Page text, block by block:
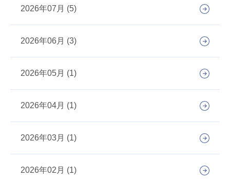
2026年07月 (5)
2026年06月 (3)
2026年05月 (1)
2026年04月 (1)
2026年03月 (1)
2026年02月 (1)